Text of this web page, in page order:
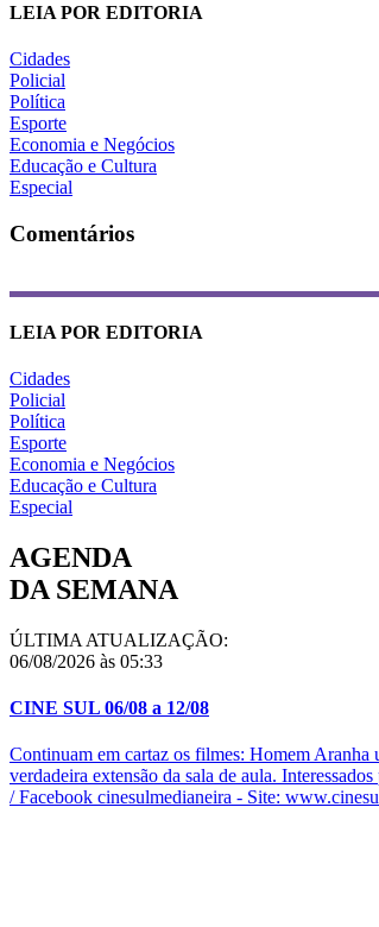
LEIA POR EDITORIA
Cidades
Policial
Política
Esporte
Economia e Negócios
Educação e Cultura
Especial
Comentários
LEIA POR EDITORIA
Cidades
Policial
Política
Esporte
Economia e Negócios
Educação e Cultura
Especial
AGENDA
DA SEMANA
ÚLTIMA ATUALIZAÇÃO:
06/08/2026 às 05:33
CINE SUL 06/08 a 12/08
Continuam em cartaz os filmes: Homem
verdadeira extensão da sala de aula.
/ Facebook cinesulmedianeira - Site: